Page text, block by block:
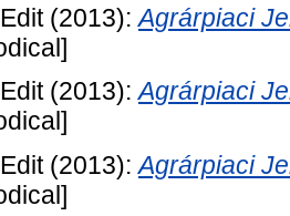
(2013):Agrárpiaci
(2013):Agrárpiaci
(2013):Agrárpiaci